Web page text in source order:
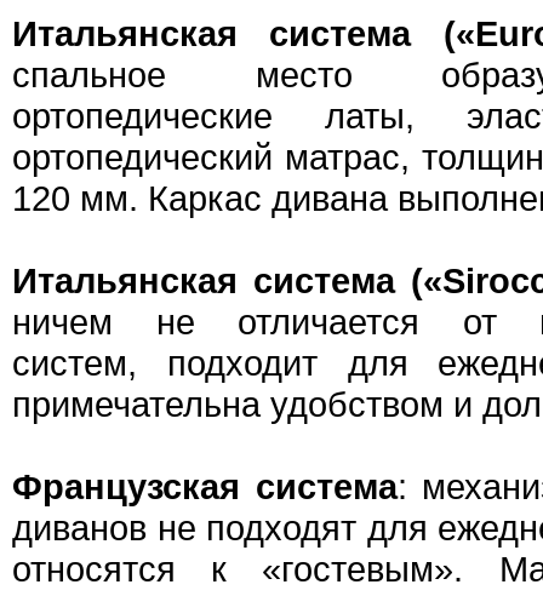
Итальянская система
спальное место
ортопедические латы,
ортопедический матрас,
120 мм. Каркас дивана
Итальянская система
ничем не отличается от
систем, подходит для
примечательна удобством и
Французская система:
диванов не подходят для
относятся к «гостевым».